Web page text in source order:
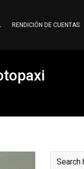
RENDICIÓN DE CUENTAS